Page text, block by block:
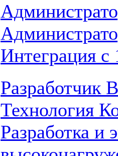
Интеграция с
Разработчик
Технология
Разработка и